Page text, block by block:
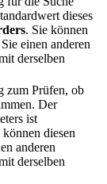
dieses
. Sie können
einen anderen
derselben
zum Prüfen, ob
Der
ist
können diesen
anderen
derselben